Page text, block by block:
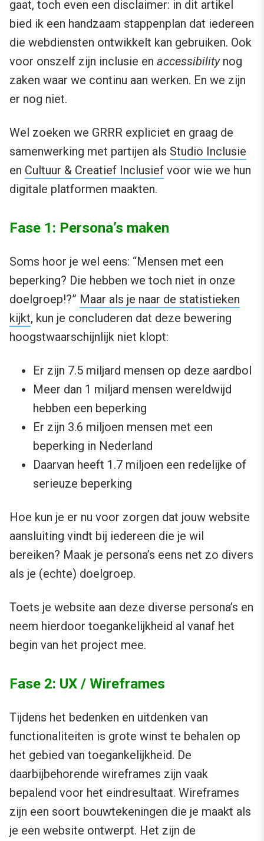
gaat, toch even een disclaimer: in dit artikel
bied ik een handzaam stappenplan dat iedereen
die webdiensten ontwikkelt kan gebruiken. Ook
voor onszelf zijn inclusie en accessibilitynog
zaken waar we continu aan werken. En we zijn
er nog niet.
Wel zoeken we GRRR expliciet en graag de
samenwerking met partijen als Studio Inclusie
en Cultuur & Creatief Inclusief voor wie we hun
digitale platformen maakten.
Fase 1: Persona’s maken
Soms hoor je wel eens: “Mensen met een
beperking? Die hebben we toch niet in onze
doelgroep!?” Maar als je naar de statistieken
kijkt, kun je concluderen dat deze bewering
hoogstwaarschijnlijk niet klopt:
Er zijn 7.5 miljard mensen op deze aardbol
Meer dan 1 miljard mensen wereldwijd
hebben een beperking
Er zijn 3.6 miljoen mensen met een
beperking in Nederland
Daarvan heeft 1.7 miljoen een redelijke of
serieuze beperking
Hoe kun je er nu voor zorgen dat jouw website
aansluiting vindt bij iedereen die je wil
bereiken? Maak je persona’s eens net zo divers
als je (echte) doelgroep.
Toets je website aan deze diverse persona’s en
neem hierdoor toegankelijkheid al vanaf het
begin van het project mee.
Fase 2: UX / Wireframes
Tijdens het bedenken en uitdenken van
functionaliteiten is grote winst te behalen op
het gebied van toegankelijkheid. De
daarbijbehorende wireframes zijn vaak
bepalend voor het eindresultaat. Wireframes
zijn een soort bouwtekeningen die je maakt als
je een website ontwerpt. Het zijn de